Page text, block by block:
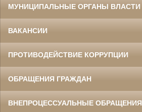
МУНИЦИПАЛЬНЫЕ ОРГАНЫ ВЛАСТИ
ВАКАНСИИ
ПРОТИВОДЕЙСТВИЕ КОРРУПЦИИ
ОБРАЩЕНИЯ ГРАЖДАН
ВНЕПРОЦЕССУАЛЬНЫЕ ОБРАЩЕНИЯ